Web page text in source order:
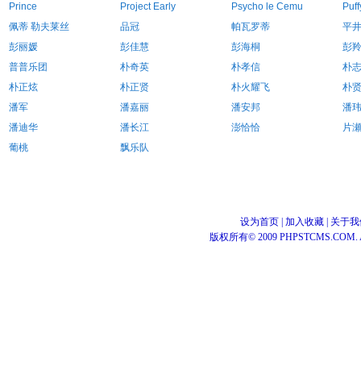
Prince
Project Early Psycho le Cemu
佩蒂 勒夫莱丝
品冠 帕瓦罗蒂
平
彭丽媛
彭佳慧 彭海桐
彭羚
普普乐团
朴奇英 朴孝信
朴
朴正炫
朴正贤 朴火耀飞
朴
潘军
潘嘉丽 潘安邦
潘
潘迪华
潘长江 澎恰恰
片
葡桃
飘乐队
设为首页 加入收藏
关于
版权所有© 2009 PHPSTCMS.COM.